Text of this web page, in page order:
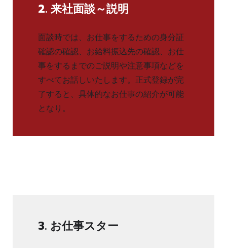
2. 来社面談～説明
面談時では、お仕事をするための身分証
確認の確認、お給料振込先の確認、お仕
事をするまでのご説明や注意事項などを
すべてお話しいたします。正式登録が完
了すると、具体的なお仕事の紹介が可能
となり。
3. お仕事スター